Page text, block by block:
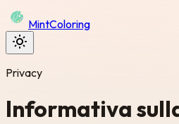
MintColoring
Privacy
Informativa